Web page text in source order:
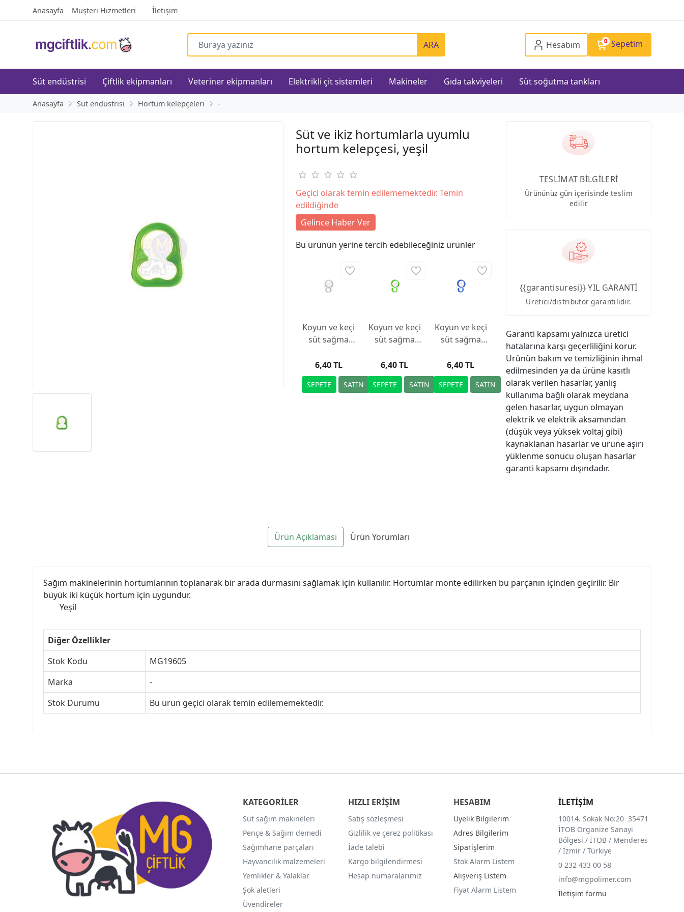
Anasayfa Müşteri Hizmetleri İletişim
ARA Hesabım 0 Sepetim
Süt endüstrisi Çiftlik ekipmanları Veteriner ekipmanları Elektrikli çit sistemleri Makineler Gıda takviyeleri Süt soğutma tankları
Anasayfa Süt endüstrisi Hortum kelepçeleri -
Süt ve ikiz hortumlarla uyumlu
hortum kelepçesi, yeşil
Geçici olarak temin edilememektedir. Temin
edildiğinde
Gelince Haber Ver
Bu ürünün yerine tercih edebileceğiniz ürünler
Koyun ve keçi
süt sağma
S tipi hortum
kelepçesi,
beyaz
6,40 TL
Koyun ve keçi
süt sağma
S tipi hortum
kelepçesi,
yeşil
6,40 TL
Koyun ve keçi
süt sağma
S tipi hortum
kelepçesi,
mavi
6,40 TL
TESLİMAT BİLGİLERİ
Ürününüz gün içerisinde teslim
edilir
{{garantisuresi}} YIL GARANTİ
Üretici/distribütör garantilidir.
Garanti kapsamı yalnızca üretici
hatalarına karşı geçerliliğini korur.
Ürünün bakım ve temizliğinin ihmal
edilmesinden ya da ürüne kasıtlı
olarak verilen hasarlar, yanlış
kullanıma bağlı olarak meydana
gelen hasarlar, uygun olmayan
elektrik ve elektrik aksamından
(düşük veya yüksek voltaj gibi)
kaynaklanan hasarlar ve ürüne aşırı
yüklenme sonucu oluşan hasarlar
garanti kapsamı dışındadır.
Ürün Açıklaması Ürün Yorumları
Sağım makinelerinin hortumlarının toplanarak bir arada durmasını sağlamak için kullanılır. Hortumlar monte edilirken bu parçanın içinden geçirilir. Bir
büyük iki küçük hortum için uygundur.
Yeşil
Diğer Özellikler
Stok Kodu
MG19605
Marka
-
Stok Durumu
Bu ürün geçici olarak temin edilememektedir.
KATEGORİLER
Süt sağım makineleri
Pençe & Sağım demedi
Sağımhane parçaları
Hayvancılık malzemeleri
Yemlikler & Yalaklar
Şok aletleri
Üvendireler
HIZLI ERİŞİM
Satış sözleşmesi
Gizlilik ve çerez politikası
İade talebi
Kargo bilgilendirmesi
Hesap numaralarımız
HESABIM
Üyelik Bilgilerim
Adres Bilgilerim
Siparişlerim
Stok Alarm Listem
Alışveriş Listem
Fiyat Alarm Listem
İLETİŞİM
10014. Sokak No:20 35471
İTOB Organize Sanayi
Bölgesi / İTOB / Menderes
/ İzmir / Türkiye
0 232 433 00 58
info@mgpolimer.com
İletişim formu